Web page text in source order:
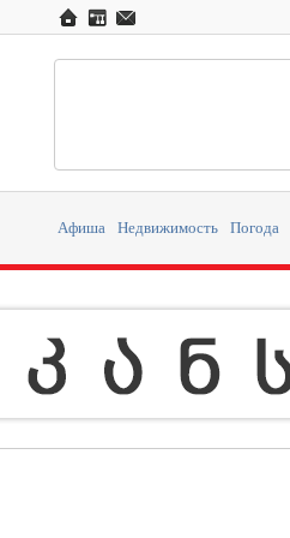
Афиша Недвижимость Погода